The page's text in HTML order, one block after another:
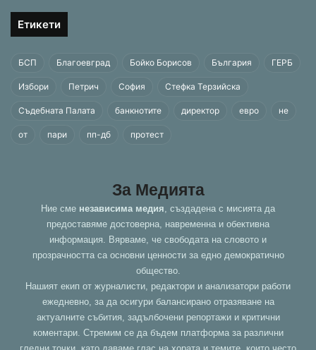
Етикети
БСП Благоевград Бойко Борисов България ГЕРБ
Избори Петрич София Стефка Терзийска
Съдебната Палата банкнотите директор евро не
от пари пп-дб протест
За Медията
Ние сме независима медия , създадена с мисията да
предоставяме достоверна, навременна и обективна
информация. Вярваме, че свободата на словото и
прозрачността са основни ценности за едно демократично
общество.
Нашият екип от журналисти, редактори и анализатори работи
ежедневно, за да осигури балансирано отразяване на
актуалните събития, задълбочени репортажи и критични
коментари. Стремим се да бъдем платформа за различни